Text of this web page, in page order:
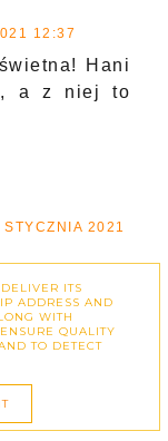
12:37
Hani
a z niej to
STYCZNIA 2021
nie
też dla
ITS
ADDRESS AND
WITH
QUALITY
TO DETECT